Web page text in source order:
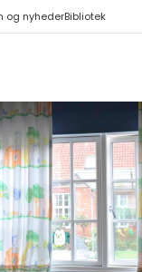
og nyhederBibliotek